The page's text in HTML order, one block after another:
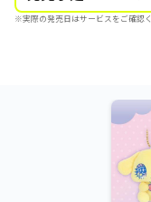
※実際の発売日はサービスをご確認く